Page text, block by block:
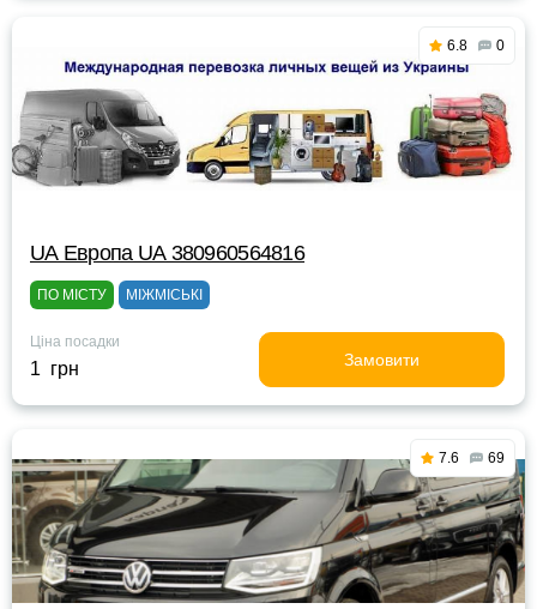
6.8 0
UА Европа UА 380960564816
ПО МІСТУ МІЖМІСЬКІ
Ціна посадки
1 грн Замовити
7.6 69